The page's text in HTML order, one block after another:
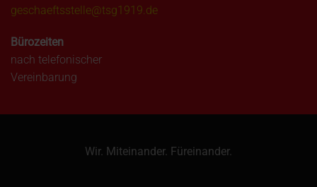
geschaeftsstelle@tsg1919.de
Bürozeiten
nach telefonischer
Vereinbarung
Wir. Miteinander. Füreinander.